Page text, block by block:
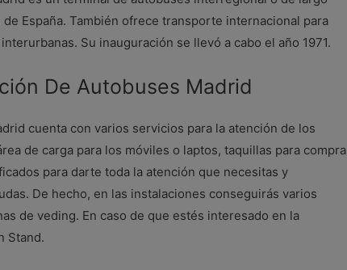
España. También ofrece transporte internacional para
Su inauguración se llevó a cabo el año 1971.
De Autobuses Madrid
cuenta con varios servicios para la atención de los
de carga para los móviles o laptos, taquillas para compra
para darte toda la atención que necesitas y
De hecho, en las instalaciones conseguirás varios
de veding. En caso de que estés interesado en la
Stand.